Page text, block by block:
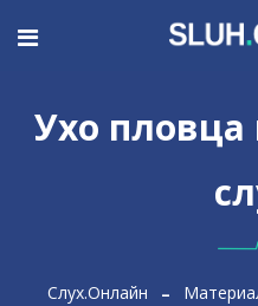
Ухо
Слух.Онлайн